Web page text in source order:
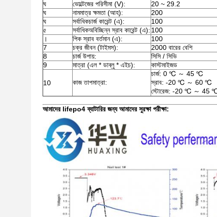
ঘ ভোল্টেজের পরিসীমা (V):
20 ~ 29.2
ঘ
নামমাত্র ক্ষমতা (আহ):
200
ঘ
সর্বাধিকচার্জ কারেন্ট (এ):
100
৫
সর্বাধিকঅবিচ্ছিন্ন স্রাব কারেন্ট (এ): 100
।
পিক স্রাব বর্তমান (এ):
100
7
চক্র জীবন (টাইমস):
2000 বারের বেশি
8
চার্জ উপায়:
সিসি / সিভি
9
মাত্রা (এল * ডাব্লু * এইচ): কাস্টমাইজড
10 কাজ তাপমাত্রা:
চার্জ: 0 ℃ ～ 45 ℃
স্রাব: -20 ℃ ～ 60 ℃
স্টোরেজ: -20 ℃ ～ 45
আমাদের lifepo4 ব্যাটারির জন্য আমাদের সুরক্ষা পরীক্ষা: